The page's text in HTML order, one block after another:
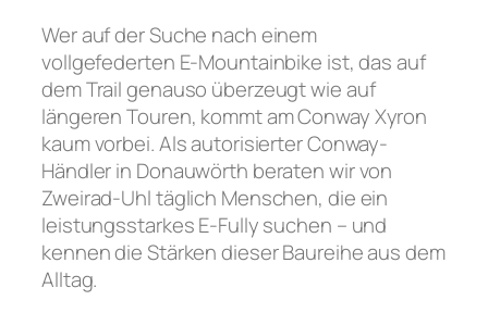
Kontakt
Wer auf der Suche nach einem
vollgefederten E-Mountainbike ist, das auf
dem Trail genauso überzeugt wie auf
längeren Touren, kommt am Conway Xyron
kaum vorbei. Als autorisierter Conway-
Händler in Donauwörth beraten wir von
Zweirad-Uhl täglich Menschen, die ein
leistungsstarkes E-Fully suchen – und
kennen die Stärken dieser Baureihe aus dem
Alltag.